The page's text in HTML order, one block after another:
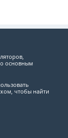
основным
чтобы найти